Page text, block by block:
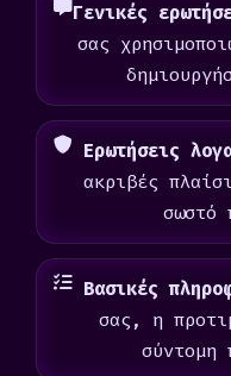
Γενικές
σας
Ερωτήσεις
ακριβές
σωστό
Βασικές
σας, η
σύντομη